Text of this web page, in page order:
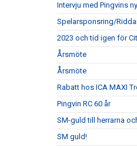
Intervju med Pingvins
Spelarsponsring/
2023 och tid igen för
Årsmöte
Årsmöte
Rabatt hos ICA MAXI
Pingvin RC 60 år
SM-guld till herrarna
SM guld!